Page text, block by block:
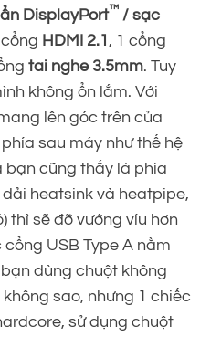
DisplayPort™ / sạc
HDMI 2.1 , 1 cổng
tai nghe 3.5mm. Tuy
không ổn lắm. Với
lên góc trên của
sau máy như thế hệ
bạn cũng thấy là phía
heatsink và heatpipe,
thì sẽ đỡ vướng víu hơn
USB Type A nằm
dùng chuột không
sao, nhưng 1 chiếc
sử dụng chuột